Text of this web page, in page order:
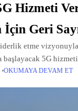
Hizmeti
Geri
etme
başlayacak 5G
OKUMAYA DEVAM ET